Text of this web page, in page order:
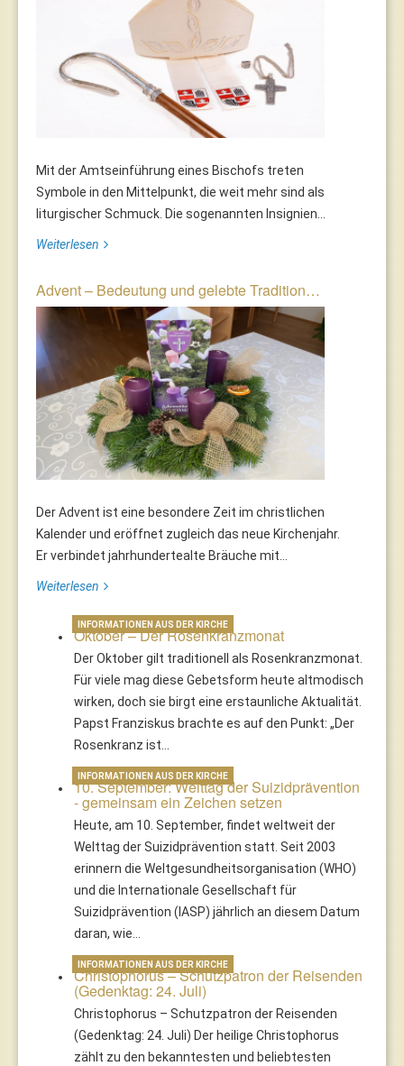
Mit der Amtseinführung eines Bischofs treten
Symbole in den Mittelpunkt, die weit mehr sind als
liturgischer Schmuck. Die sogenannten Insignien...
Weiterlesen
Advent – Bedeutung und gelebte Tradition…
Der Advent ist eine besondere Zeit im christlichen
Kalender und eröffnet zugleich das neue Kirchenjahr.
Er verbindet jahrhundertealte Bräuche mit...
Weiterlesen
Oktober – Der Rosenkranzmonat
Der Oktober gilt traditionell als Rosenkranzmonat.
Für viele mag diese Gebetsform heute altmodisch
wirken, doch sie birgt eine erstaunliche Aktualität.
Papst Franziskus brachte es auf den Punkt: „Der
Rosenkranz ist…
INFORMATIONEN AUS DER KIRCHE
10. September: Welttag der Suizidprävention
- gemeinsam ein Zeichen setzen
Heute, am 10. September, findet weltweit der
Welttag der Suizidprävention statt. Seit 2003
erinnern die Weltgesundheitsorganisation (WHO)
und die Internationale Gesellschaft für
Suizidprävention (IASP) jährlich an diesem Datum
daran, wie…
INFORMATIONEN AUS DER KIRCHE
Christophorus – Schutzpatron der Reisenden
(Gedenktag: 24. Juli)
Christophorus – Schutzpatron der Reisenden
(Gedenktag: 24. Juli) Der heilige Christophorus
zählt zu den bekanntesten und beliebtesten
INFORMATIONEN AUS DER KIRCHE